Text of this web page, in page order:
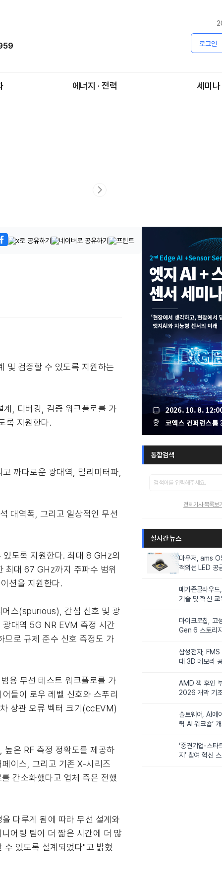
로그인
에너지 · 전력 세미나
및 검증할 수 있도록 지원하는
, 디버깅, 검증 워크플로를 가
록 지원한다.
까다로운 광대역, 밀리미터파,
대역폭, 그리고 일상적인 무선
도록 지원한다. 최대 8 GHz의
최대 67 GHz까지 주파수 범위
션을 지원한다.
스(spurious), 간섭 신호 및 광
광대역 5G NR EVM 측정 시간
로 규제 준수 신호 측정도 가
용 무선 테스트 워크플로를 가
들이 로우 레벨 신호와 스푸리
상관 오류 벡터 크기(ccEVM)
은 RF 측정 정확도를 제공하
이스, 그리고 기존 X-시리즈
간소화했다고 업체 측은 전했
다루게 됨에 따라 무선 설계와
어링 팀이 더 짧은 시간에 더 많
있도록 설계되었다"고 밝혔
통합검색
전체기사 목록보
실시간 뉴스
마우저, ams
적외선 LED 공
메가존클라우드
기술 및 혁신
마이크로칩, 고
Gen 6 스토리
삼성전자,
대 3D 메모리
AMD 잭 후인
2026 개막 기
솔트웨어, AI에
퀵 AI 워크숍’
‘중견기업-스타
지’ 참여 혁신